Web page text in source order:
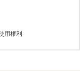
用権利